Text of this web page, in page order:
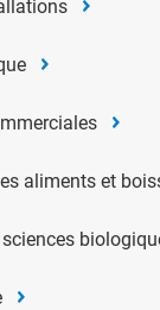
aliments et